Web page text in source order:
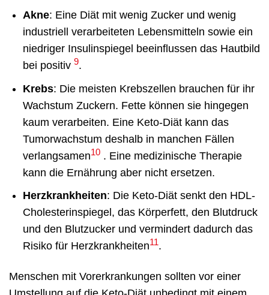
Akne: Eine Diät mit wenig Zucker und wenig
industriell verarbeiteten Lebensmitteln sowie ein
niedriger Insulinspiegel beeinflussen das Hautbild
bei positiv 9.
Krebs: Die meisten Krebszellen brauchen für ihr
Wachstum Zuckern. Fette können sie hingegen
kaum verarbeiten. Eine Keto-Diät kann das
Tumorwachstum deshalb in manchen Fällen
verlangsamen10. Eine medizinische Therapie
kann die Ernährung aber nicht ersetzen.
Herzkrankheiten: Die Keto-Diät senkt den HDL-
Cholesterinspiegel, das Körperfett, den Blutdruck
und den Blutzucker und vermindert dadurch das
Risiko für Herzkrankheiten11.
Menschen mit Vorerkrankungen sollten vor einer